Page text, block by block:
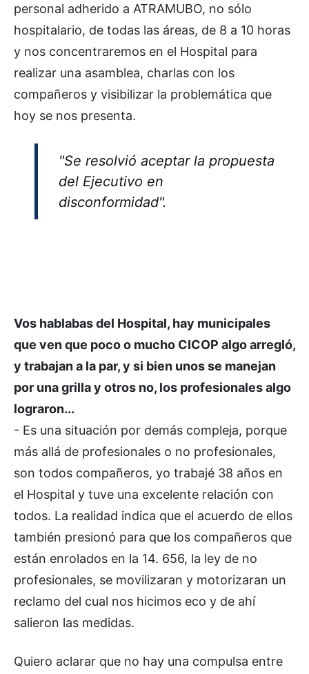
personal adherido a ATRAMUBO, no sólo
hospitalario, de todas las áreas, de 8 a 10 horas
y nos concentraremos en el Hospital para
realizar una asamblea, charlas con los
compañeros y visibilizar la problemática que
hoy se nos presenta.
"Se resolvió aceptar la propuesta
del Ejecutivo en
disconformidad".
Vos hablabas del Hospital, hay municipales
que ven que poco o mucho CICOP algo arregló,
y trabajan a la par, y si bien unos se manejan
por una grilla y otros no, los profesionales algo
lograron...
- Es una situación por demás compleja, porque
más allá de profesionales o no profesionales,
son todos compañeros, yo trabajé 38 años en
el Hospital y tuve una excelente relación con
todos. La realidad indica que el acuerdo de ellos
también presionó para que los compañeros que
están enrolados en la 14. 656, la ley de no
profesionales, se movilizaran y motorizaran un
reclamo del cual nos hicimos eco y de ahí
salieron las medidas.
Quiero aclarar que no hay una compulsa entre